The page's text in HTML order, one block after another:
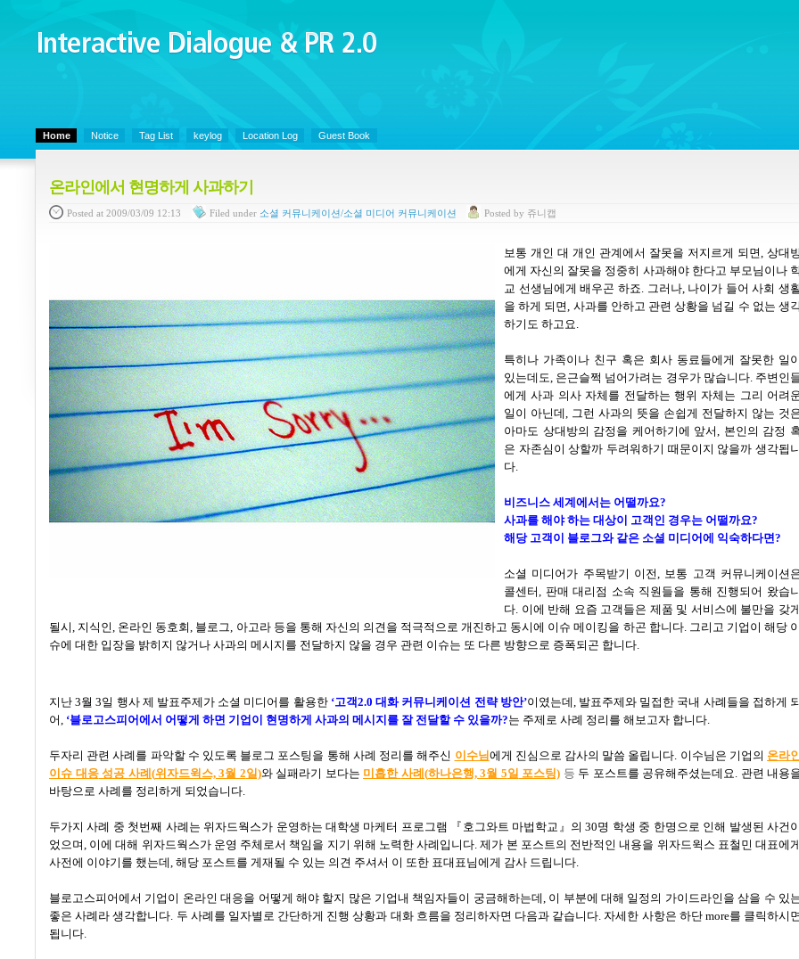
Interactive Dialogue &
PR 2.0
Home Notice Tag List keylog Location Log Guest Book
온라인에서 현명하게 사과하기
Posted at 2009/03/09 12:13 Filed under 소셜 커뮤니케이션/소셜 미디어 커뮤니케이션 Posted by 쥬니캡
보통 개인 대 개인 관계에서 잘못을 저지르게 되면, 상대
에게 자신의 잘못을 정중히 사과해야 한다고 부모님이나
교 선생님에게 배우곤 하죠. 그러나, 나이가 들어 사회 생
을 하게 되면, 사과를 안하고 관련 상황을 넘길 수 없는 생
하기도 하고요.
특히나 가족이나 친구 혹은 회사 동료들에게 잘못한 일이
있는데도, 은근슬쩍 넘어가려는 경우가 많습니다. 주변인
에게 사과 의사 자체를 전달하는 행위 자체는 그리 어려
일이 아닌데, 그런 사과의 뜻을 손쉽게 전달하지 않는 것
아마도 상대방의 감정을 케어하기에 앞서, 본인의 감정
은 자존심이 상할까 두려워하기 때문이지 않을까 생각됩니
다.
비즈니스 세계에서는 어떨까요?
사과를 해야 하는 대상이 고객인 경우는 어떨까요?
해당 고객이 블로그와 같은 소셜 미디어에 익숙하다면?
소셜 미디어가 주목받기 이전, 보통 고객 커뮤니케이션
콜센터, 판매 대리점 소속 직원들을 통해 진행되어 왔습니
다. 이에 반해 요즘 고객들은 제품 및 서비스에 불만을 갖게
될시, 지식인, 온라인 동호회, 블로그, 아고라 등을 통해 자신의 의견을 적극적으로 개진하고 동시에 이슈 메이킹을 하곤 합니다. 그리고 기업이 해당 이
슈에 대한 입장을 밝히지 않거나 사과의 메시지를 전달하지 않을 경우 관련 이슈는 또 다른 방향으로 증폭되곤 합니다.
지난 3월 3일 행사 제 발표주제가 소셜 미디어를 활용한 ‘고객2.0대화 커뮤니케이션 전략 방안’이였는데, 발표주제와 밀접한 국내 사례들을 접하게 되
어, ‘블로고스피어에서 어떻게 하면 기업이 현명하게 사과의 메시지를 잘 전달할 수 있을까?는 주제로 사례 정리를 해보고자 합니다.
두자리 관련 사례를 파악할 수 있도록 블로그 포스팅을 통해 사례 정리를 해주신 이수님 에게 진심으로 감사의 말씀 올립니다. 이수님은 기업의 온라
이슈 대응 성공 사례(위자드윅스, 3월 2일)와 실패라기 보다는 미흡한 사례(하나은행, 3월 5일 포스팅) 등 두 포스트를 공유해주셨는데요. 관련 내용
바탕으로 사례를 정리하게 되었습니다.
두가지 사례 중 첫번째 사례는 위자드웍스가 운영하는 대학생 마케터 프로그램 『호그와트 마법학교』의30명 학생 중 한명으로 인해 발생된 사건이
었으며, 이에 대해 위자드웍스가 운영 주체로서 책임을 지기 위해 노력한 사례입니다. 제가 본 포스트의 전반적인 내용을 위자드윅스 표철민 대표에게
사전에 이야기를 했는데, 해당 포스트를 게재될 수 있는 의견 주셔서 이 또한 표대표님에게 감사 드립니다.
블로고스피어에서 기업이 온라인 대응을 어떻게 해야 할지 많은 기업내 책임자들이 궁금해하는데, 이 부분에 대해 일정의 가이드라인을 삼을 수 있
좋은 사례라 생각합니다. 두 사례를 일자별로 간단하게 진행 상황과 대화 흐름을 정리하자면 다음과 같습니다. 자세한 사항은 하단 more를 클릭하시면
됩니다.